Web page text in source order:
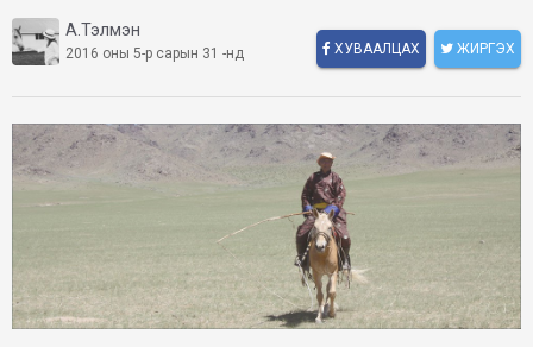
А.Тэлмэн
2016 оны 5-р сарын 31 -нд ХУВААЛЦАХ ЖИРГЭХ